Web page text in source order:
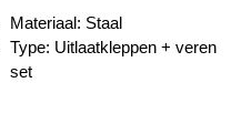
Materiaal: Staal
Type: Uitlaatkleppen + veren
set